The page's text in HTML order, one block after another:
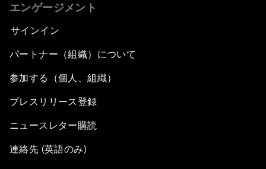
エンゲージメント
サインイン
パートナー（組織）について
参加する（個人、組織）
プレスリリース登録
ニュースレター購読
連絡先 (英語のみ)